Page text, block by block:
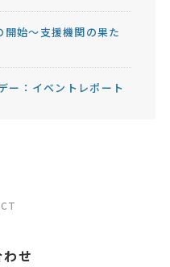
始～支援機関の果た
：イベントレポート
せ